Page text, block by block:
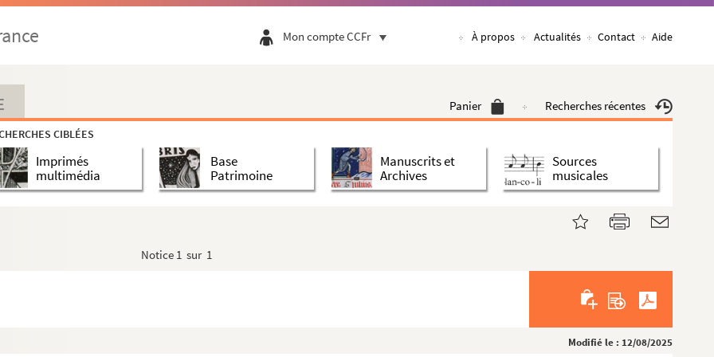
Mon compte CCFr À propos Actualités Contact Aide
Panier Recherches récentes
CIBLÉES
Imprimés
multimédia
Base
Patrimoine
Manuscrits et
Archives
Sources
musicales
Notice 1 sur 1
Modifié le : 12/08/2025
Adaptation d'après le roman d'Aristid...
Léonie Jean Proix. 1928
1889